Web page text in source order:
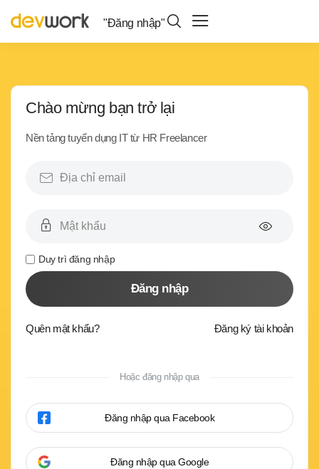
"Đăng nhập"
Chào mừng bạn trở lại
Nền tảng tuyển dụng IT từ HR Freelancer
Duy trì đăng nhập
Đăng nhập
Quên mật khẩu? Đăng ký tài khoản
Hoặc đăng nhập qua
Đăng nhập qua Facebook
Đăng nhập qua Google